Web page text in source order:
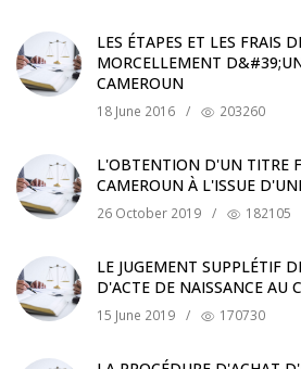
LES ÉTAPES ET LES FRAIS
MORCELLEMENT
CAMEROUN
18 June 2016 / 203260
L'OBTENTION D'UN TITRE
CAMEROUN À L'ISSUE
26 October 2019 / 182105
LE JUGEMENT SUPPLÉTIF
D'ACTE DE NAISSANCE AU
15 June 2019 / 170730